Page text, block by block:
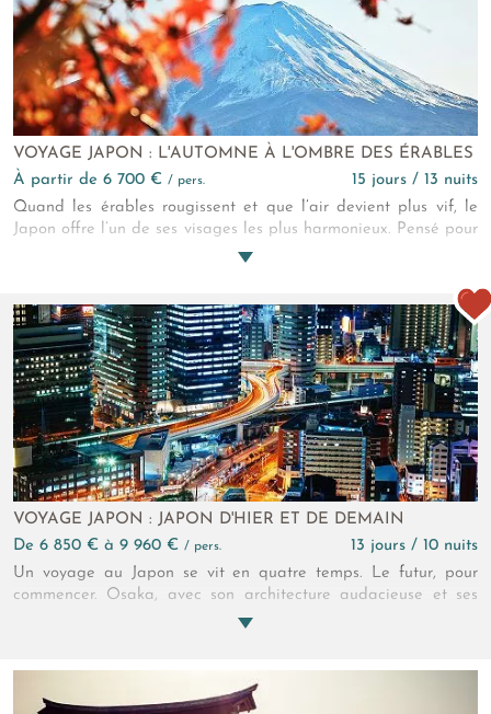
VOYAGE JAPON : L'AUTOMNE À L'OMBRE DES ÉRABLES
à partir de 6 700 € / pers.
15 jours / 13 nuits
Quand les érables rougissent et que l’air devient plus vif, le
Japon offre l’un de ses visages les plus harmonieux. Pensé pour
une découverte en petit groupe, cet itinéraire relie métropoles
suivant le fil de la saison des feuilles d’automne, pour une
lecture culturelle et paysagère.
VOYAGE JAPON : JAPON D'HIER ET DE DEMAIN
de 6 850 € à 9 960 € / pers.
13 jours / 10 nuits
Un voyage au Japon se vit en quatre temps. Le futur, pour
commencer. Osaka, avec son architecture audacieuse et ses
quartiers en pleine mutation, esquisse un pays tourné vers
d’énergie. Grisant ! Le passé, ensuite. Kurashiki et Kyoto
dévoilent leurs héritages, entre ruelles préservées, tradition